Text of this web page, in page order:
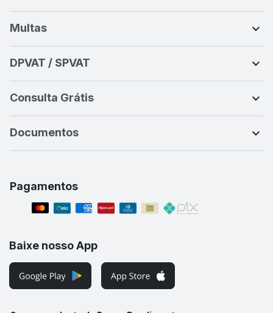
Multas
DPVAT / SPVAT
Consulta Grátis
Documentos
Pagamentos
Baixe nosso App